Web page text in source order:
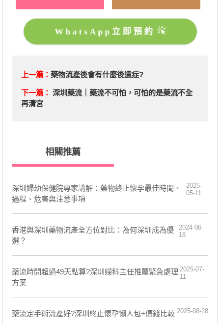
WhatsApp立即預約
上一篇： 藥物流產後會有什麼後遺症?
下一篇： 深圳藥流｜藥流不可怕，可怕的是藥流不全
再清宮
相關推薦
深圳婦幼保健院專家講解：藥物終止懷孕最佳時間、
過程、危害與注意事項
2025-
05-11
香港與深圳藥物流產全方位對比：為何深圳成為優
選？
2024-06-
18
藥流時間超過49天點算?深圳婦科主任推薦緊急處理
方案
2025-07-
11
藥流定手術流產好?深圳終止懷孕懶人包+價錢比較 2025-08-28